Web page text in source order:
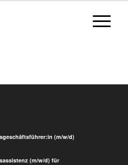
(m/w/d)
(m/w/d) für